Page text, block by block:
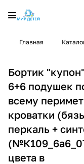
Главная
Бортик
6+6 подушек
всему
кроватки
перкаль +
цвета в